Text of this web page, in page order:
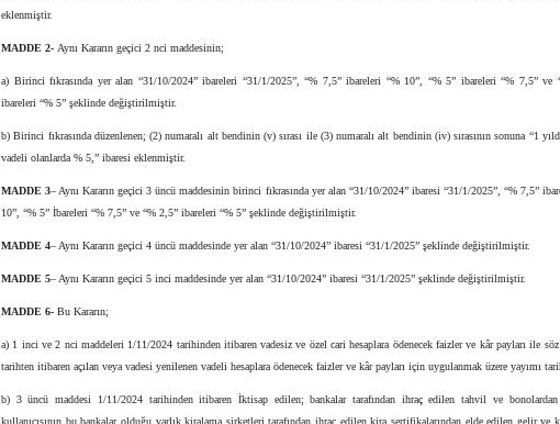
eklenmiştir.
MADDE 2- Aynı Kararın geçici 2 nci maddesinin;
a) Birinci fıkrasında yer alan “31/10/2024” ibareleri “31/1/2025”, “% 7,5” ibareleri “% 10”, “% 5” ibareleri “% 7,5” ve
ibareleri “% 5” şeklinde değiştirilmiştir.
b) Birinci fıkrasında düzenlenen; (2) numaralı alt bendinin (v) sırası ile (3) numaralı alt bendinin (iv) sırasının sonuna “1
vadeli olanlarda % 5,” ibaresi eklenmiştir.
MADDE 3– Aynı Kararın geçici 3 üncü maddesinin birinci fıkrasında yer alan “31/10/2024” ibaresi “31/1/2025”, “% 7,5”
10”, “% 5” İbareleri “% 7,5” ve “% 2,5” ibareleri “% 5” şeklinde değiştirilmiştir.
MADDE 4– Aynı Kararın geçici 4 üncü maddesinde yer alan “31/10/2024” ibaresi “31/1/2025” şeklinde değiştirilmiştir.
MADDE 5– Aynı Kararın geçici 5 inci maddesinde yer alan “31/10/2024” ibaresi “31/1/2025” şeklinde değiştirilmiştir.
MADDE 6- Bu Kararın;
a) 1 inci ve 2 nci maddeleri 1/11/2024 tarihinden itibaren vadesiz ve özel cari hesaplara ödenecek faizler ve kâr payları ile
tarihten itibaren açılan veya vadesi yenilenen vadeli hesaplara ödenecek faizler ve kâr payları için uygulanmak üzere yayımı
b) 3 üncü maddesi 1/11/2024 tarihinden itibaren İktisap edilen; bankalar tarafından ihraç edilen tahvil ve
kullanıcısının bu bankalar olduğu varlık kiralama şirketleri tarafından ihraç edilen kira sertifikalarından elde edilen gelir ve